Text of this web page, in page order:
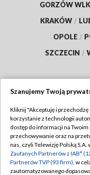
GORZÓW
KRAKÓW /
OPOLE /
SZCZECIN /
Abonament TVP
Emisja w TVP
Centrum informacji
Szanujemy Twoją
Kliknij "Akceptuję i
korzystanie z technologii
dostęp do informacji na
przechowywanie oraz na
nas, czyli Telewizję Polską
Zaufanych Partnerów z IAB*
Partnerów TVP (93 firm), w
zautomatyzowanego